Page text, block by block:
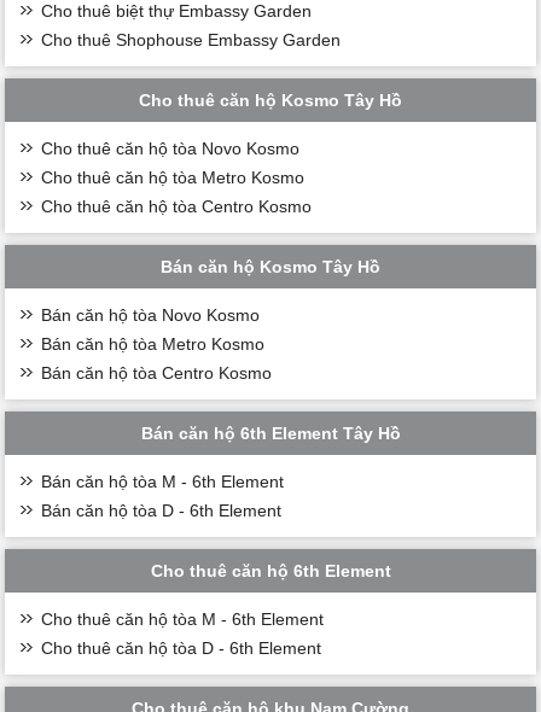
Cho thuê biệt thự Embassy Garden
Cho thuê Shophouse Embassy Garden
Cho thuê căn hộ Kosmo Tây Hồ
Cho thuê căn hộ tòa Novo Kosmo
Cho thuê căn hộ tòa Metro Kosmo
Cho thuê căn hộ tòa Centro Kosmo
Bán căn hộ Kosmo Tây Hồ
Bán căn hộ tòa Novo Kosmo
Bán căn hộ tòa Metro Kosmo
Bán căn hộ tòa Centro Kosmo
Bán căn hộ 6th Element Tây Hồ
Bán căn hộ tòa M - 6th Element
Bán căn hộ tòa D - 6th Element
Cho thuê căn hộ 6th Element
Cho thuê căn hộ tòa M - 6th Element
Cho thuê căn hộ tòa D - 6th Element